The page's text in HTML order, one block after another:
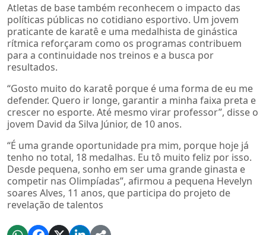
Atletas de base também reconhecem o impacto das
políticas públicas no cotidiano esportivo. Um jovem
praticante de karatê e uma medalhista de ginástica
rítmica reforçaram como os programas contribuem
para a continuidade nos treinos e a busca por
resultados.
“Gosto muito do karatê porque é uma forma de eu me
defender. Quero ir longe, garantir a minha faixa preta e
crescer no esporte. Até mesmo virar professor”, disse o
jovem David da Silva Júnior, de 10 anos.
“É uma grande oportunidade pra mim, porque hoje já
tenho no total, 18 medalhas. Eu tô muito feliz por isso.
Desde pequena, sonho em ser uma grande ginasta e
competir nas Olimpíadas”, afirmou a pequena Hevelyn
soares Alves, 11 anos, que participa do projeto de
revelação de talentos